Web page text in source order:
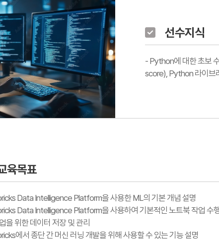
선수지식
- Python에 대한 초보
score), Python 라이브
육목표
Data Intelligence Platform을 사용한 ML의 기본 개념 설명
Data Intelligence Platform을 사용하여 기본적인 노트북 작업 수
을 위한 데이터 저장 및 관리
에서 종단 간 머신 러닝 개발을 위해 사용할 수 있는 기능 설명